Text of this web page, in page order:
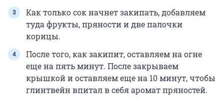
Как только сок начнет закипать, добавляем
туда фрукты, пряности и две палочки
корицы.
После того, как закипит, оставляем на огне
еще на пять минут. После закрываем
крышкой и оставляем еще на 10 минут, чтобы
глинтвейн впитал в себя аромат пряностей.